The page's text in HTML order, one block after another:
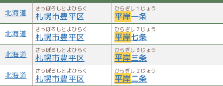
6-10）／平岸まちづくりセンター（平岸2-7）／南平岸まち
づくりセンター（平岸2-14）／南平岸会館（平岸2-14）／
平岸郷土史料館（札幌市平岸児童会館内）（平岸3-9）／天
神山緑地／さっぽろ天神山アートスタジオ（平岸2-17）／平
岸高台公園（平岸4-13）／新木の花団地（平岸1-4）／平岸
スターハイツ（平岸1-5）／KKR札幌医療センター（幌南病
院）（平岸1-6）／北海道日ロ友好交流会館（平岸2-16）／
北海道 さっぽろしとよひらく
札幌市豊平区
ひらぎし１じょう
平岸一条
北海道 さっぽろしとよひらく
札幌市豊平区
ひらぎし７じょう
平岸七条
北海道 さっぽろしとよひらく
札幌市豊平区
ひらぎし３じょう
平岸三条
北海道 さっぽろしとよひらく
札幌市豊平区
ひらぎし２じょう
平岸二条